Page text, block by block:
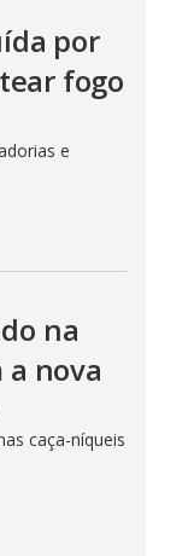
por
fogo
e
na
nova
caça-níqueis